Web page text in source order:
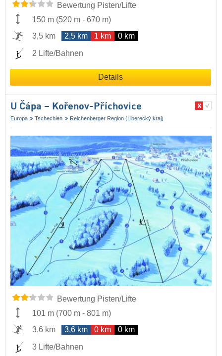
Bewertung Pisten/Lifte
150 m (520 m - 670 m)
3,5 km
2,5 km 1 km 0 km
2 Lifte/Bahnen
Details
U Čápa – Kořenov-Příchovice
Europa Tschechien Reichenberger Region (Liberecký kraj)
Bewertung Pisten/Lifte
101 m (700 m - 801 m)
3,6 km
3,6 km 0 km 0 km
3 Lifte/Bahnen